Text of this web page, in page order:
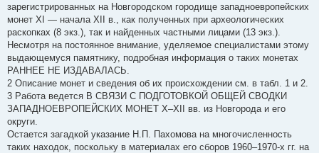
зарегистрированных на Новгородском городище западноевропейских
монет XI — начала XII в., как полученных при археологических
раскопках (8 экз.), так и найденных частными лицами (13 экз.).
Несмотря на постоянное внимание, уделяемое специалистами этому
выдающемуся памятнику, подробная информация о таких монетах
РАННЕЕ НЕ ИЗДАВАЛАСЬ.
2 Описание монет и сведения об их происхождении см. в табл. 1 и 2.
3 Работа ведется В СВЯЗИ С ПОДГОТОВКОЙ ОБЩЕЙ СВОДКИ
ЗАПАДНОЕВРОПЕЙСКИХ МОНЕТ X–XII вв. из Новгорода и его
округи.
Остается загадкой указание Н.П. Пахомова на многочисленность
таких находок, поскольку в материалах его сборов 1960–1970-х гг. на